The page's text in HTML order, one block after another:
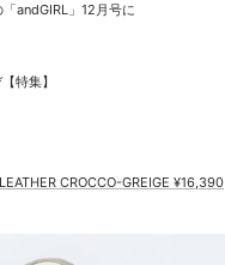
andGIRL」12 月号に
特集】
LEATHER CROCCO-GREIGE ¥16,390